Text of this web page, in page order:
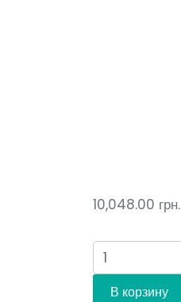
10,048.00 грн.
Количество
В корзину